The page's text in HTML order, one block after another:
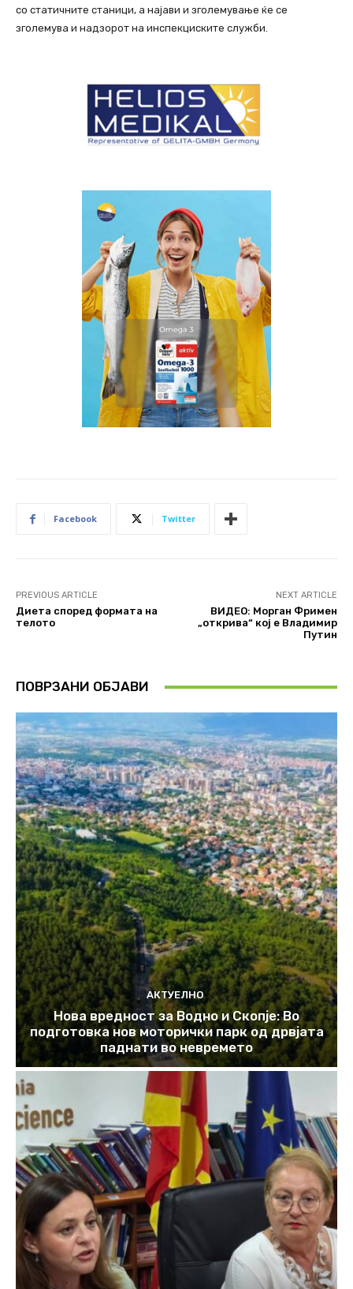
со статичните станици, а најави и зголемување ќе се
зголемува и надзорот на инспекциските служби.
Facebook Twitter
PREVIOUS ARTICLE
Диета според формата на
телото
NEXT ARTICLE
ВИДЕО: Морган Фримен
„открива“ кој е Владимир
Путин
ПОВРЗАНИ ОБЈАВИ
АКТУЕЛНО
Нова вредност за Водно и Скопје: Во
подготовка нов моторички парк од дрвјата
паднати во невремето